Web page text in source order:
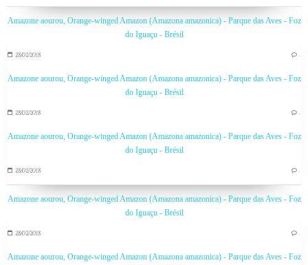
Amazone aourou, Orange-winged Amazon (Amazona amazonica) - Parque das Aves - Foz
do Iguaçu - Brésil
28/02/2018 …
Amazone aourou, Orange-winged Amazon (Amazona amazonica) - Parque das Aves - Foz
do Iguaçu - Brésil
28/02/2018 …
Amazone aourou, Orange-winged Amazon (Amazona amazonica) - Parque das Aves - Foz
do Iguaçu - Brésil
28/02/2018 …
Amazone aourou, Orange-winged Amazon (Amazona amazonica) - Parque das Aves - Foz
do Iguaçu - Brésil
28/02/2018 …
Amazone aourou, Orange-winged Amazon (Amazona amazonica) - Parque das Aves - Foz